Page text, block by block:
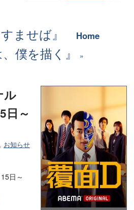
ませば』 Home
、僕を描く』
ル
日～
, お知らせ
日～